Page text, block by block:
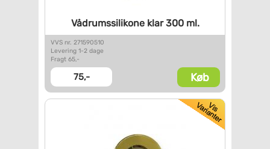
Vådrumssilikone klar 300 ml.
VVS nr. 271590510
Levering 1-2 dage
Fragt 65,-
75,- Køb